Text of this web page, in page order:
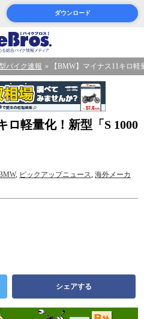
ダウンロード
バイク速報 【BMW】マイナス11キロ
ロ軽量化！新型「S 1000
, ピックアップニュース, 海外メーカ
シェアする